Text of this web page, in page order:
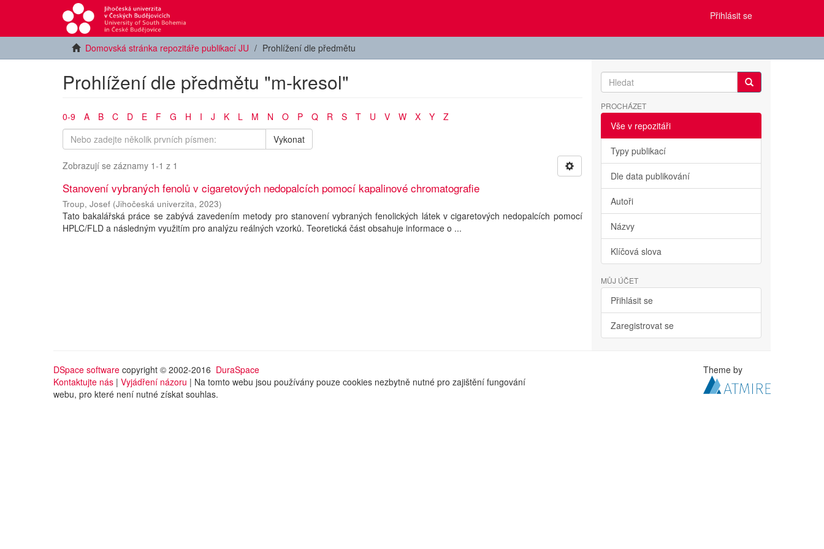
Přihlásit se
Domovská stránka repozitáře publikací JU Prohlížení dle předmětu
Prohlížení dle předmětu "m-kresol"
0-9 A B C D E F G H I J K L M N O P Q R S T U V W X Y
Z
Vykonat
Zobrazují se záznamy 1-1 z 1
Stanovení vybraných fenolů v cigaretových nedopalcích pomocí kapalinové chromatografie
Troup, Josef (Jihočeská univerzita, 2023)
Tato bakalářská práce se zabývá zavedením metody pro stanovení vybraných fenolických látek v cigaretových nedopalcích pomocí
HPLC/FLD a následným využitím pro analýzu reálných vzorků. Teoretická část obsahuje informace o ...
PROCHÁZET
Vše v repozitáři
Typy publikací
Dle data publikování
Autoři
Názvy
Klíčová slova
MŮJ ÚČET
Přihlásit se
Zaregistrovat se
DSpace software copyright © 2002-2016 DuraSpace
Kontaktujte nás | Vyjádření názoru | Na tomto webu jsou používány pouze cookies nezbytně nutné pro zajištění fungování
webu, pro které není nutné získat souhlas.
Theme by